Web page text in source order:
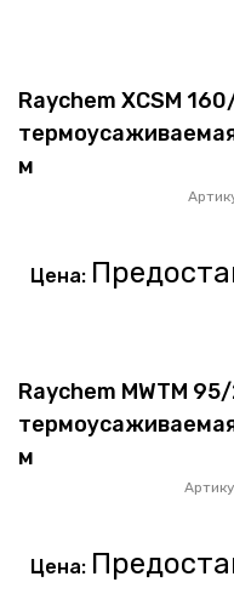
Raychem XCSM
м
Цена:
Raychem MWTM
м
Цена: